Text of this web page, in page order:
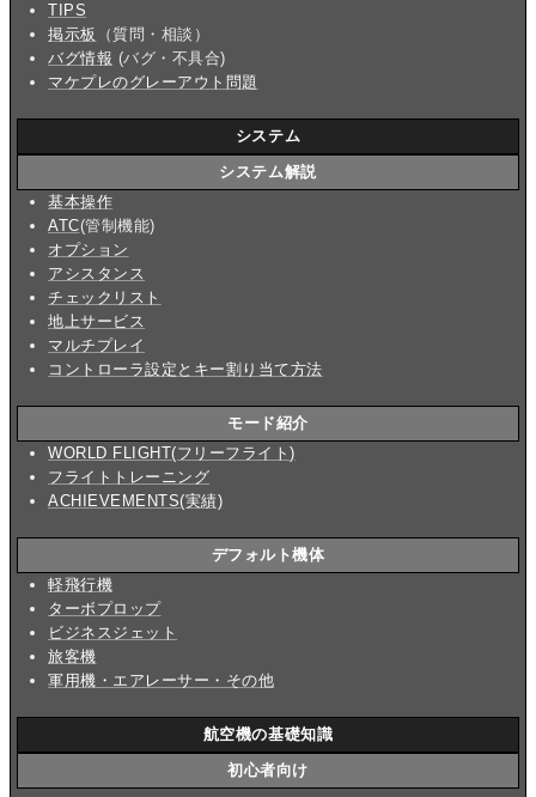
TIPS
掲示板
（質問・相談）
バグ情報 (バグ・不具合)
マケプレのグレーアウト問題
システム
システム解説
基本操作
ATC(管制機能)
オプション
アシスタンス
チェックリスト
地上サービス
マルチプレイ
コントローラ設定とキー割り当て方法
モード紹介
WORLD FLIGHT(フリーフライト)
フライトトレーニング
ACHIEVEMENTS(実績)
デフォルト機体
軽飛行機
ターボプロップ
ビジネスジェット
旅客機
軍用機・エアレーサー・その他
航空機の基礎知識
初心者向け